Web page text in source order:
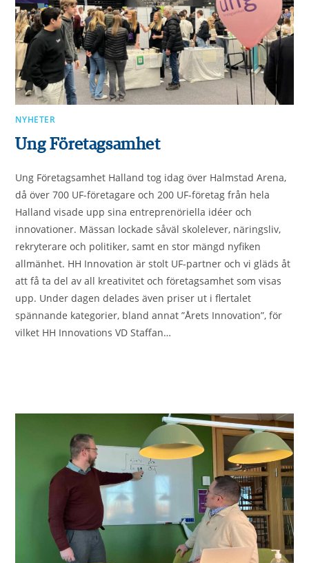
NYHETER
Ung Företagsamhet
Ung Företagsamhet Halland tog idag över Halmstad Arena,
då över 700 UF-företagare och 200 UF-företag från hela
Halland visade upp sina entreprenöriella idéer och
innovationer. Mässan lockade såväl skolelever, näringsliv,
rekryterare och politiker, samt en stor mängd nyfiken
allmänhet. HH Innovation är stolt UF-partner och vi gläds åt
att få ta del av all kreativitet och företagsamhet som visas
upp. Under dagen delades även priser ut i flertalet
spännande kategorier, bland annat ”Årets Innovation”, för
vilket HH Innovations VD Staffan…